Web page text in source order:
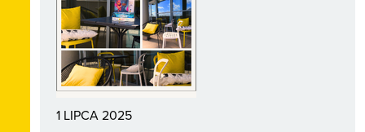
1 LIPCA 2025